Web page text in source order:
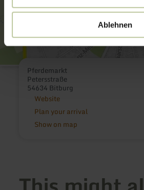
Ablehnen
Pferdemarkt
Petersstraße
54634 Bitburg
Website
Plan your arrival
Show on map